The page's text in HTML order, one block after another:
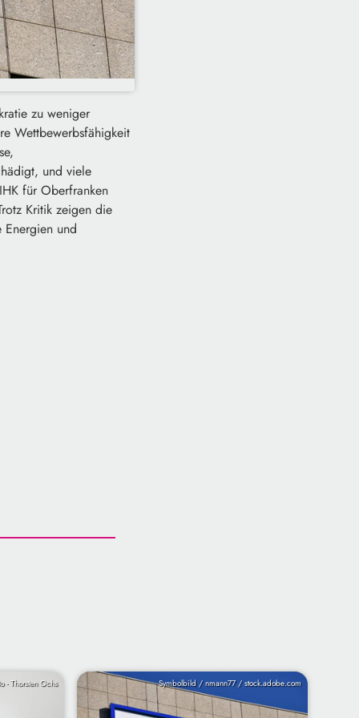
zu weniger
Wettbewerbsfähigkeit
und viele
für Oberfranken
Kritik zeigen die
Energien und
- Thorsten Ochs Symbolbild / nmann77 / stock.adobe.com